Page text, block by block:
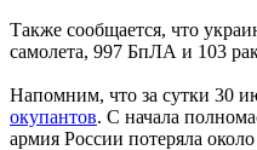
Также сообщается, что
самолета, 997 БпЛА и 103
Напомним, что за сутки 30
окупантов. С начала
армия России потеряла